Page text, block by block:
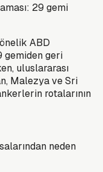
29 gemi
ABD
gemiden geri
uluslararası
Malezya ve Sri
rotalarının